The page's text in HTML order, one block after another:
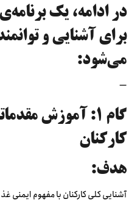
در ادامه، یک
برای آشنایی و
می‌شود:
—
گام ۱: آموزش
کارکنان
هدف:
آشنایی کلی کارکنان با مفهوم ایمنی غذا و